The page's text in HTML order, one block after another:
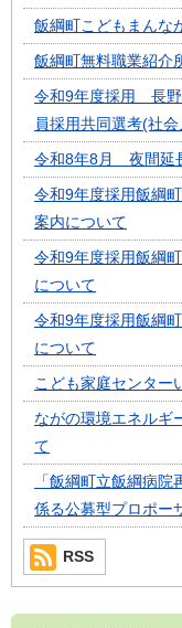
飯綱町こどもまんな
飯綱町無料職業紹介
令和9年度採用 長野
員採用共同選考(社
令和8年8月 夜間延
令和9年度採用飯綱
案内について
令和9年度採用飯綱
について
令和9年度採用飯綱
について
こども家庭センター
ながの環境エネルギ
て
「飯綱町立飯綱病
係る公募型プロポー
RSS